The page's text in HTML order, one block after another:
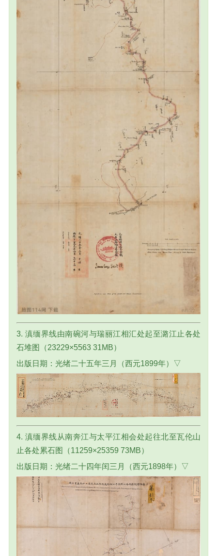
3. 滇缅界线由南碗河与瑞丽江相汇处起至潞江止各处
石堆图（23229×5563 31MB）
出版日期：光绪二十五年三月（西元1899年）▽
4. 滇缅界线从南奔江与太平江相会处起往北至瓦伦山
止各处累石图（11259×25359 73MB）
出版日期：光绪二十四年闰三月（西元1898年）▽